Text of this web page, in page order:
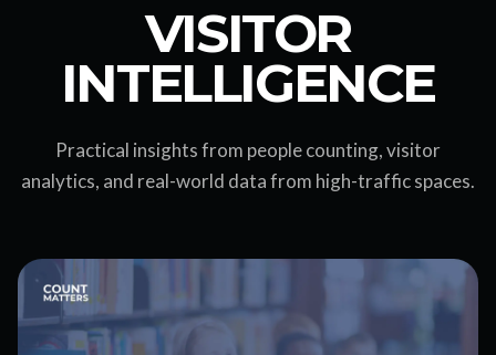
VISITOR
INTELLIGENCE
Practical insights from people counting, visitor
analytics, and real-world data from high-traffic spaces.